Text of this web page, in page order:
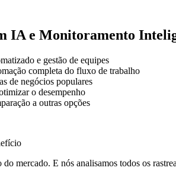
IA e Monitoramento
e gestão de equipes
completa do fluxo de trabalho
de negócios populares
o desempenho
a outras opções
mercado. E nós analisamos todos os